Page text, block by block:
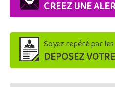
CREEZ UNE
Soyez repéré par
DEPOSEZ